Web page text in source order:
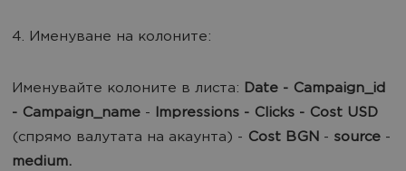
4. Именуване на колоните:
Именувайте колоните в листа: Date - Campaign_id
- Campaign_name - Impressions - Clicks - Cost USD
(спрямо валутата на акаунта) - Cost BGN - source -
medium.